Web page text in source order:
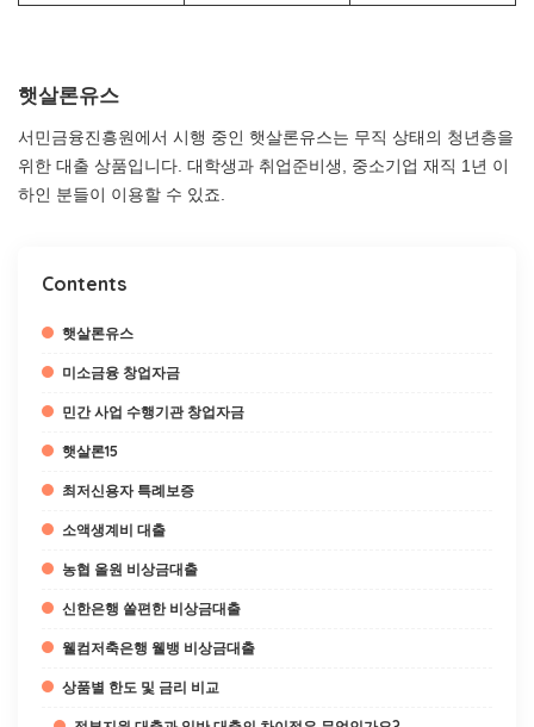
햇살론유스
서민금융진흥원에서 시행 중인 햇살론유스는 무직 상태의 청년층을
위한 대출 상품입니다. 대학생과 취업준비생, 중소기업 재직 1년 이
하인 분들이 이용할 수 있죠.
Contents
햇살론유스
미소금융 창업자금
민간 사업 수행기관 창업자금
햇살론15
최저신용자 특례보증
소액생계비 대출
농협 올원 비상금대출
신한은행 쏠편한 비상금대출
웰컴저축은행 웰뱅 비상금대출
상품별 한도 및 금리 비교